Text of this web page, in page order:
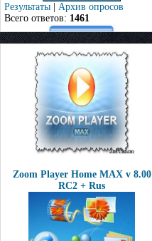
Результаты | Архив опросов
Всего ответов: 1461
Zoom Player Home MAX v 8.00
RC2 + Rus